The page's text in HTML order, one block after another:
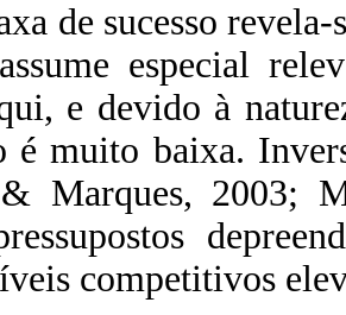
de sucesso
especial
e devido à
é muito baixa.
Marques, 2003;
competitivos